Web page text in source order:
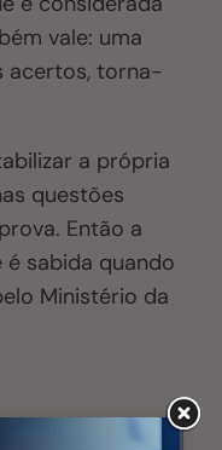
vale: uma
acertos, torna-
a própria
questões
Então a
é sabida quando
Ministério da